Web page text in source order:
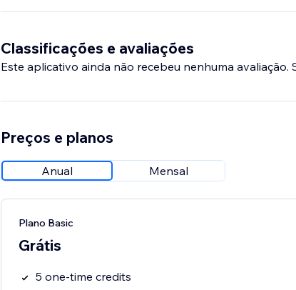
Classificações e avaliações
Este aplicativo ainda não recebeu nenhuma avaliação.
Preços e planos
Anual Mensal
Plano Basic
Grátis
5 one-time credits